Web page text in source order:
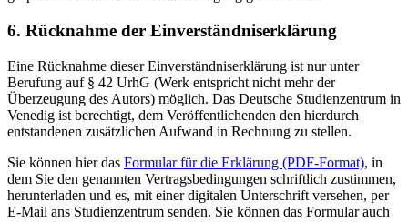
6. Rücknahme der Einverständniserklärung
Eine Rücknahme dieser Einverständniserklärung ist nur unter
Berufung auf § 42 UrhG (Werk entspricht nicht mehr der
Überzeugung des Autors) möglich. Das Deutsche Studienzentrum in
Venedig ist berechtigt, dem Veröffentlichenden den hierdurch
entstandenen zusätzlichen Aufwand in Rechnung zu stellen.
Sie können hier das Formular für die Erklärung (PDF-Format), in
dem Sie den genannten Vertragsbedingungen schriftlich zustimmen,
herunterladen und es, mit einer digitalen Unterschrift versehen, per
E-Mail ans Studienzentrum senden. Sie können das Formular auch